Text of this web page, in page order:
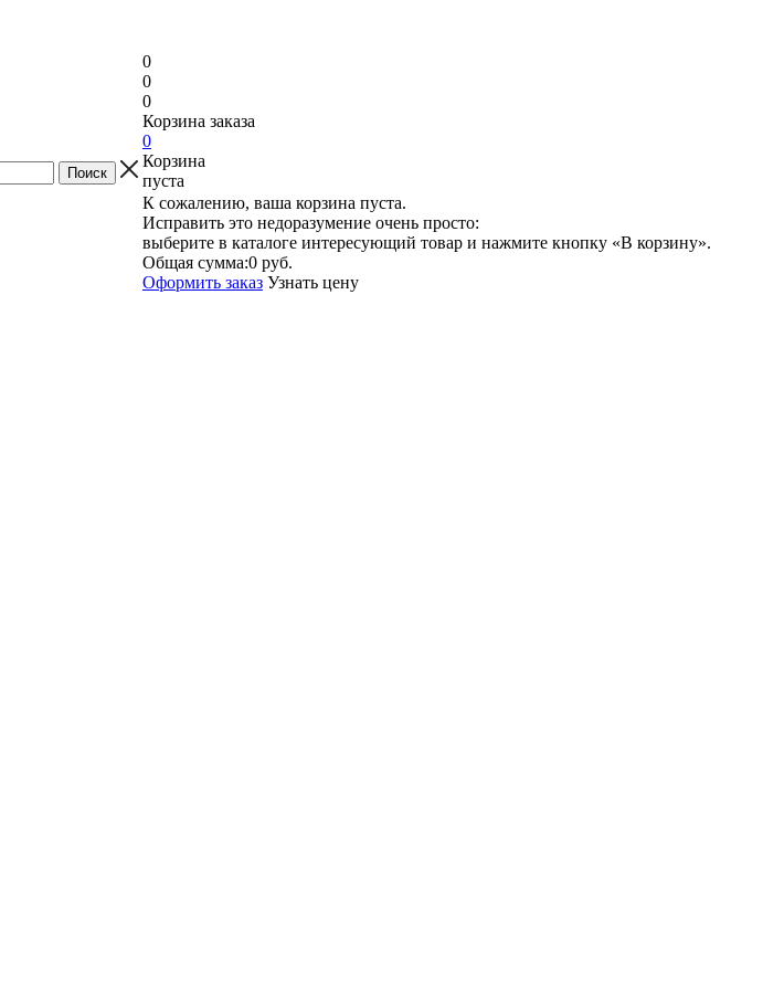
0
0
0
Корзина заказа
0
Корзина
пуста
К сожалению, ваша корзина пуста.
Исправить это недоразумение очень просто:
выберите в каталоге интересующий товар и нажмите кнопку «В корзину».
Общая сумма:0 руб.
Оформить заказ Узнать цену